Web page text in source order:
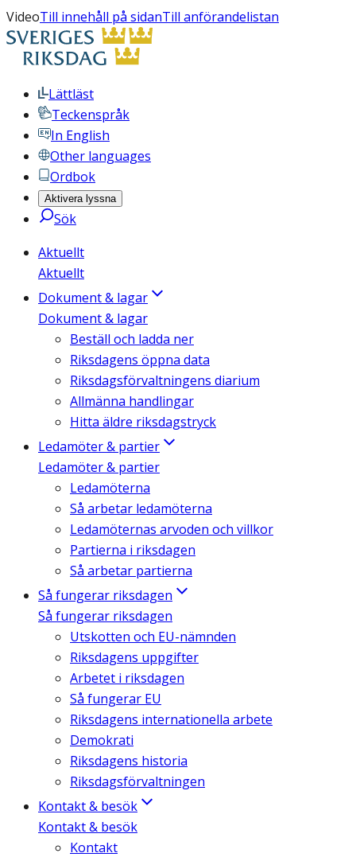
VideoTill innehåll på sidanTill anförandelistan
Lättläst
Teckenspråk
In English
Other languages
Ordbok
Aktivera lyssna
Sök
Aktuellt
Aktuellt
Dokument & lagar
Dokument & lagar
Beställ och ladda ner
Riksdagens öppna data
Riksdagsförvaltningens diarium
Allmänna handlingar
Hitta äldre riksdagstryck
Ledamöter & partier
Ledamöter & partier
Ledamöterna
Så arbetar ledamöterna
Ledamöternas arvoden och villkor
Partierna i riksdagen
Så arbetar partierna
Så fungerar riksdagen
Så fungerar riksdagen
Utskotten och EU-nämnden
Riksdagens uppgifter
Arbetet i riksdagen
Så fungerar EU
Riksdagens internationella arbete
Demokrati
Riksdagens historia
Riksdagsförvaltningen
Kontakt & besök
Kontakt & besök
Kontakt